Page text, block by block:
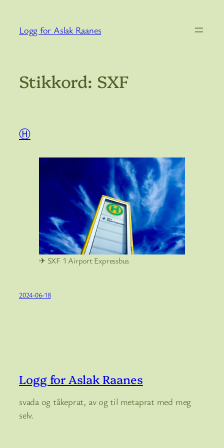
innhold
Logg for Aslak Raanes
Stikkord: SXF
Ⓗ
✈ SXF 1 Airport Expressbus
2024-06-18
Logg for Aslak Raanes
svada og tåkeprat, av og til metaprat med meg
selv.